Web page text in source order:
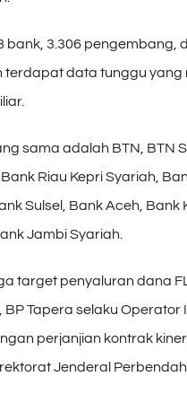
bank, 3.306 pengembang,
terdapat data tunggu yang
sama adalah BTN, BTN
Riau Kepri Syariah,
Sulsel, Bank Aceh, Bank
Jambi Syariah.
target penyaluran dana
Tapera selaku Operator
perjanjian kontrak
Jenderal